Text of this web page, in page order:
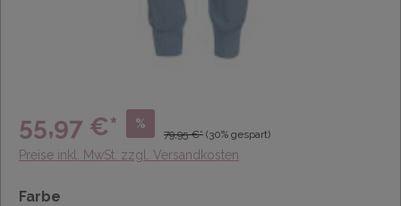
55,97 €* %
79,95 €* (30% gespart)
Preise inkl. MwSt. zzgl. Versandkosten
Farbe